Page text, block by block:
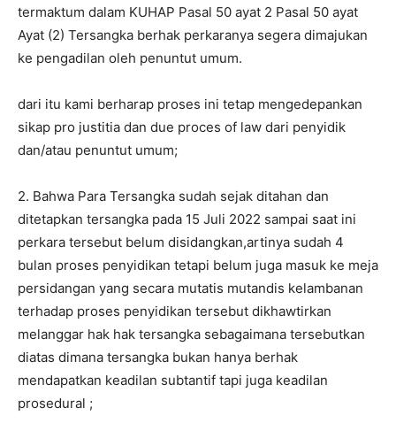
termaktum dalam KUHAP Pasal 50 ayat 2 Pasal 50 ayat
Ayat (2) Tersangka berhak perkaranya segera dimajukan
ke pengadilan oleh penuntut umum.
dari itu kami berharap proses ini tetap mengedepankan
sikap pro justitia dan due proces of law dari penyidik
dan/atau penuntut umum;
2. Bahwa Para Tersangka sudah sejak ditahan dan
ditetapkan tersangka pada 15 Juli 2022 sampai saat ini
perkara tersebut belum disidangkan,artinya sudah 4
bulan proses penyidikan tetapi belum juga masuk ke meja
persidangan yang secara mutatis mutandis kelambanan
terhadap proses penyidikan tersebut dikhawtirkan
melanggar hak hak tersangka sebagaimana tersebutkan
diatas dimana tersangka bukan hanya berhak
mendapatkan keadilan subtantif tapi juga keadilan
prosedural ;